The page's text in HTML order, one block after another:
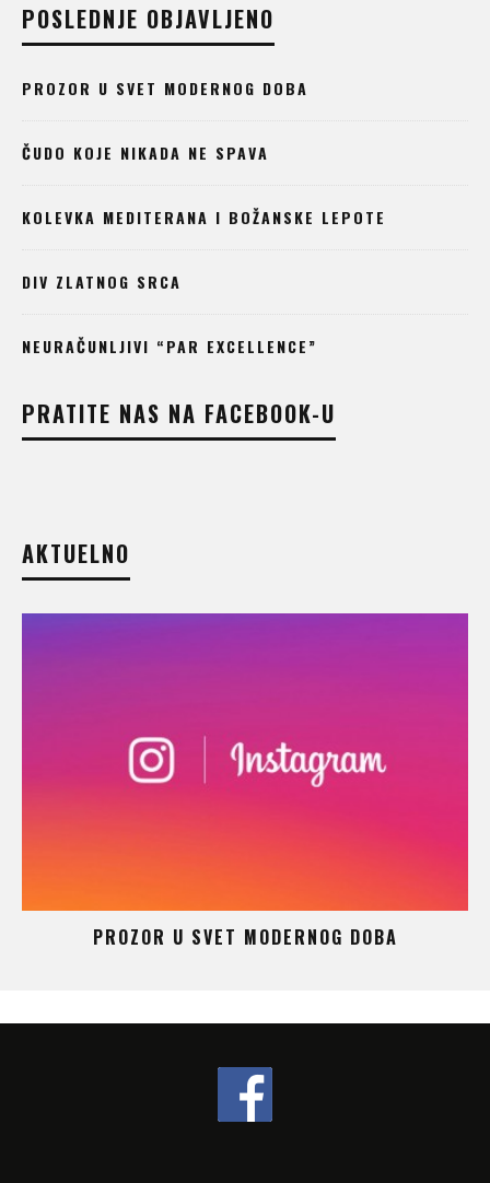
POSLEDNJE OBJAVLJENO
PROZOR U SVET MODERNOG DOBA
ČUDO KOJE NIKADA NE SPAVA
KOLEVKA MEDITERANA I BOŽANSKE LEPOTE
DIV ZLATNOG SRCA
NEURAČUNLJIVI “PAR EXCELLENCE”
PRATITE NAS NA FACEBOOK-U
AKTUELNO
PROZOR U SVET MODERNOG DOBA